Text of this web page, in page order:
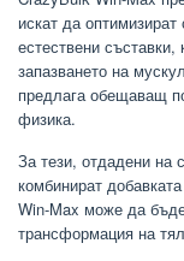
искат да
естествени съставки,
запазването на
предлага обещаващ
физика.
За тези, отдадени на
комбинират
Win-Max може да
трансформация на